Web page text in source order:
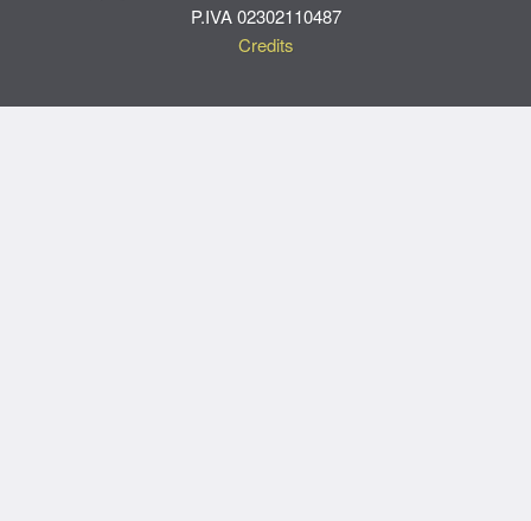
P.IVA 02302110487
Credits